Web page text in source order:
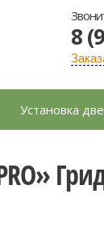
8
Установка